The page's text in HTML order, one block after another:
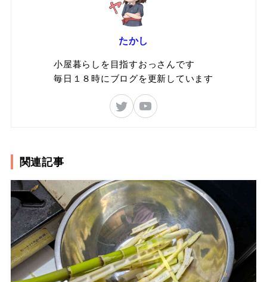
たかし
小屋暮らしを目指すおっさんです
毎日１８時にブログを更新しています
関連記事